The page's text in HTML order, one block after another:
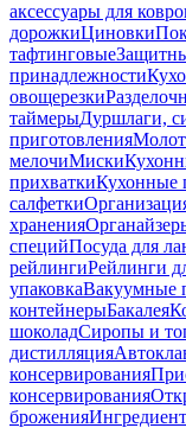
аксессуары для
дорожкиЦиновки
тафтинговые
принадлежности
овощерезки
таймерыДуршлаги,
приготовления
мелочиМиски
прихваткиКухонные
салфетки
хранения
специйПосуда для
рейлингиРейлинги
упаковкаВакуумные
контейнерыБакалея
шоколадСиропы и
дистилляция
консервирования
консервирования
брожения